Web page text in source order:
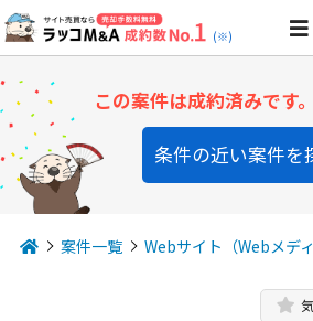
(※)
この案件は成約済みです。
条件の近い案件を
案件一覧 Webサイト（Webメディ